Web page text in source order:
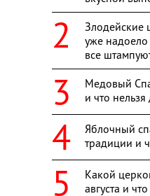
Злодейские
уже
все
Медовый
и что нельзя
Яблочный
традиции и
Какой
августа и